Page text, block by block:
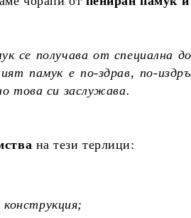
се получава от специална
памук е по-здрав, по-
това си заслужава.
на тези терлици: